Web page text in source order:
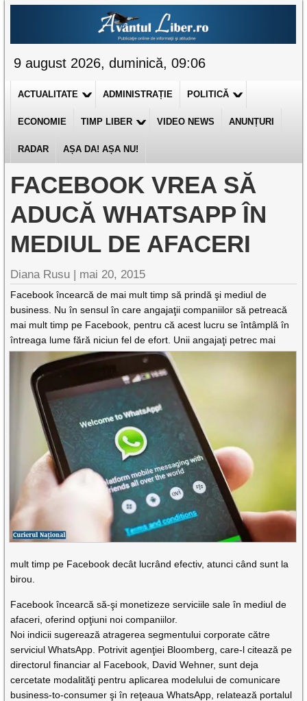
9 august 2026, duminică, 09:06
ACTUALITATE ADMINISTRAȚIE POLITICĂ
ECONOMIE TIMP LIBER VIDEO NEWS ANUNȚURI
RADAR AȘA DA! AȘA NU!
FACEBOOK VREA SĂ
ADUCĂ WHATSAPP ÎN
MEDIUL DE AFACERI
Diana Rusu | mai 20, 2015
Facebook încearcă de mai mult timp să prindă şi mediul de
business. Nu în sensul în care angajaţii companiilor să petreacă
mai mult timp pe Facebook, pentru că acest lucru se întâmplă în
întreaga lumefără niciun fel de efort. Unii angajaţi petrec mai
mult timp pe Facebook decât lucrând efectiv, atunci când sunt la
birou.
Facebook încearcă să-şi monetizeze serviciile sale în mediul de
afaceri, oferind opţiuni noi companiilor.
Noi indicii sugerează atragerea segmentului corporate către
serviciul WhatsApp. Potrivit agenţiei Bloomberg, care-l citează pe
directorul financiar al Facebook, David Wehner, sunt deja
cercetate modalităţi pentru aplicarea modelului de comunicare
business-to-consumer şi în reţeaua WhatsApp, relatează portalul